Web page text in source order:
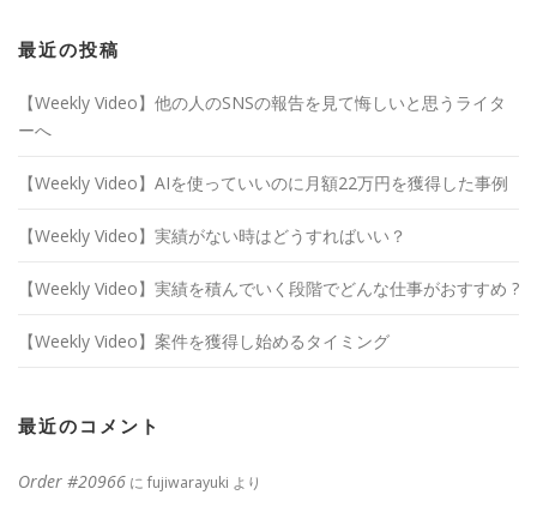
最近の投稿
【Weekly Video】他の人のSNSの報告を見て悔しいと思うライタ
ーへ
【Weekly Video】AIを使っていいのに月額22万円を獲得した事例
【Weekly Video】実績がない時はどうすればいい？
【Weekly Video】実績を積んでいく段階でどんな仕事がおすすめ ?
【Weekly Video】案件を獲得し始めるタイミング
最近のコメント
Order #20966 に fujiwarayuki より